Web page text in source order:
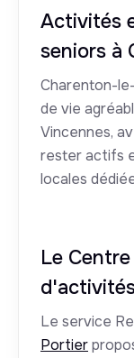
Activités
seniors à
Charenton-
de vie
Vincennes,
rester actifs
locales
Le
Le service
Portier